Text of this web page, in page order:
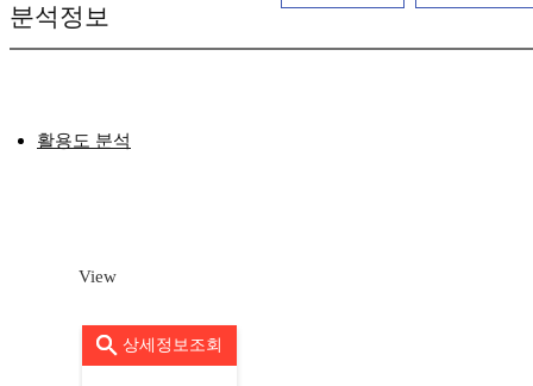
분석정보
활용도 분석
View
상세정보조회